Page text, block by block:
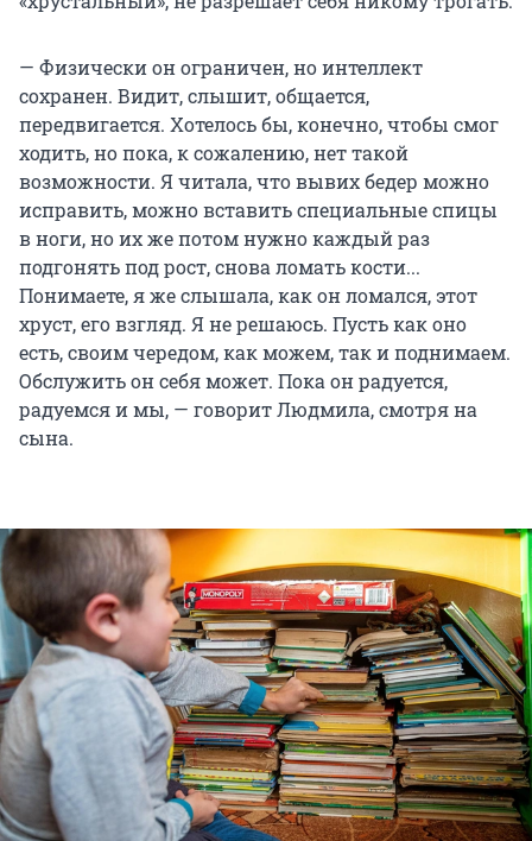
— Физически он ограничен, но интеллект
сохранен. Видит, слышит, общается,
передвигается. Хотелось бы, конечно, чтобы смог
ходить, но пока, к сожалению, нет такой
возможности. Я читала, что вывих бедер можно
исправить, можно вставить специальные спицы
в ноги, но их же потом нужно каждый раз
подгонять под рост, снова ломать кости...
Понимаете, я же слышала, как он ломался, этот
хруст, его взгляд. Я не решаюсь. Пусть как оно
есть, своим чередом, как можем, так и поднимаем.
Обслужить он себя может. Пока он радуется,
радуемся и мы, — говорит Людмила, смотря на
сына.